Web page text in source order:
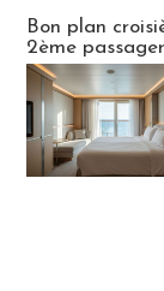
Bon plan
2ème